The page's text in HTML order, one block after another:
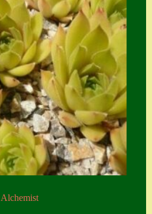
Alchemist